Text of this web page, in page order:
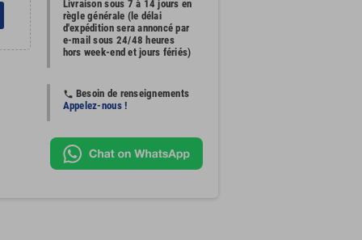
Livraison sous 7 à 14 jours en
règle générale (le délai
d'expédition sera annoncé par
e-mail sous 24/48 heures
hors week-end et jours fériés)
phone Besoin de renseignements
Appelez-nous !